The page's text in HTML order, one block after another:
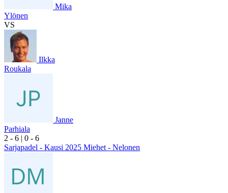
Mika
Ylönen
VS
Ilkka
Roukala
Janne
Parhiala
2 - 6 | 0 - 6
Sarjapadel - Kausi 2025 Miehet - Nelonen